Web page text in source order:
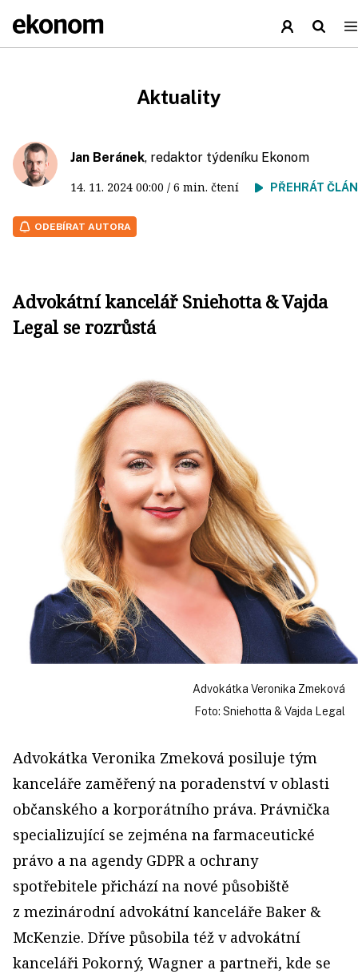
Aktuality
Jan Beránek, redaktor týdeníku Ekonom
14. 11. 2024 00:00 / 6 min. čtení PŘEHRÁT
ODEBÍRAT AUTORA
Advokátní kancelář Sniehotta & Vajda
Legal se rozrůstá
Advokátka Veronika Zmeková
Foto: Sniehotta & Vajda Legal
Advokátka Veronika Zmeková posiluje tým
kanceláře zaměřený na poradenství v oblasti
občanského a korporátního práva. Právnička
specializující se zejména na farmaceutické
právo a na agendy GDPR a ochrany
spotřebitele přichází na nové působiště
z mezinárodní advokátní kanceláře Baker &
McKenzie. Dříve působila též v advokátní
kanceláři Pokorný, Wagner a partneři, kde se